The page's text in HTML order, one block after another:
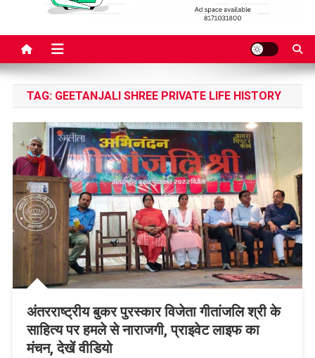
TAG: GEETANJALI SHREE PRIVATE LIFE HISTORY
अंतरराष्ट्रीय बुकर पुरस्कार विजेता गीतांजलि श्री के
साहित्य पर हमले से नाराजगी, प्राइवेट लाइफ का
मंचन, देखें वीडियो